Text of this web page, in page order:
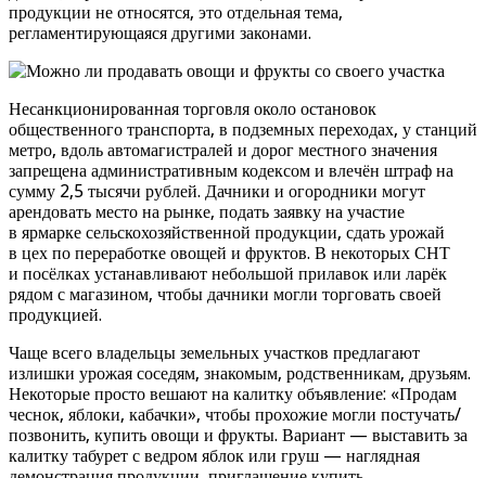
продукции не относятся, это отдельная тема,
регламентирующаяся другими законами.
Несанкционированная торговля около остановок
общественного транспорта, в подземных переходах, у станций
метро, вдоль автомагистралей и дорог местного значения
запрещена административным кодексом и влечён штраф на
сумму 2,5 тысячи рублей. Дачники и огородники могут
арендовать место на рынке, подать заявку на участие
в ярмарке сельскохозяйственной продукции, сдать урожай
в цех по переработке овощей и фруктов. В некоторых СНТ
и посёлках устанавливают небольшой прилавок или ларёк
рядом с магазином, чтобы дачники могли торговать своей
продукцией.
Чаще всего владельцы земельных участков предлагают
излишки урожая соседям, знакомым, родственникам, друзьям.
Некоторые просто вешают на калитку объявление: «Продам
чеснок, яблоки, кабачки», чтобы прохожие могли постучать/
позвонить, купить овощи и фрукты. Вариант — выставить за
калитку табурет с ведром яблок или груш — наглядная